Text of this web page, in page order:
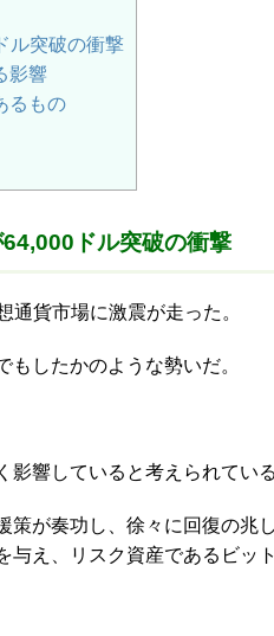
ル突破の衝撃
影響
るもの
ドル突破の衝撃
通貨市場に激震が走った。
したかのような勢いだ。
響していると考えられている
が奏功し、徐々に回復の兆
与え、リスク資産であるビッ